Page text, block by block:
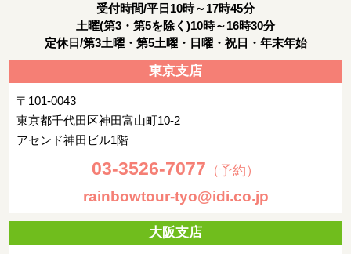
受付時間/平日10時～17時45分
土曜(第3・第5を除く)10時～16時30分
定休日/第3土曜・第5土曜・日曜・祝日・年末年始
東京支店
〒101-0043
東京都千代田区神田富山町10-2
アセンド神田ビル1階
03-3526-7077 （予約）
rainbowtour-tyo@idi.co.jp
大阪支店